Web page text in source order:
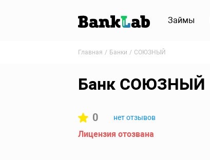
Займы
Главная Банки СОЮЗНЫЙ
Банк СОЮЗНЫЙ
0 нет отзывов
Лицензия отозвана